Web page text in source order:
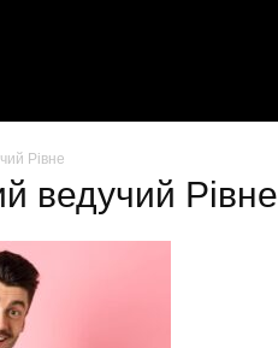
Рівне
ведучий Рівне